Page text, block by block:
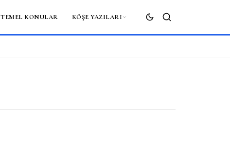
TEMEL KONULAR KÖŞE YAZILARI
ARA